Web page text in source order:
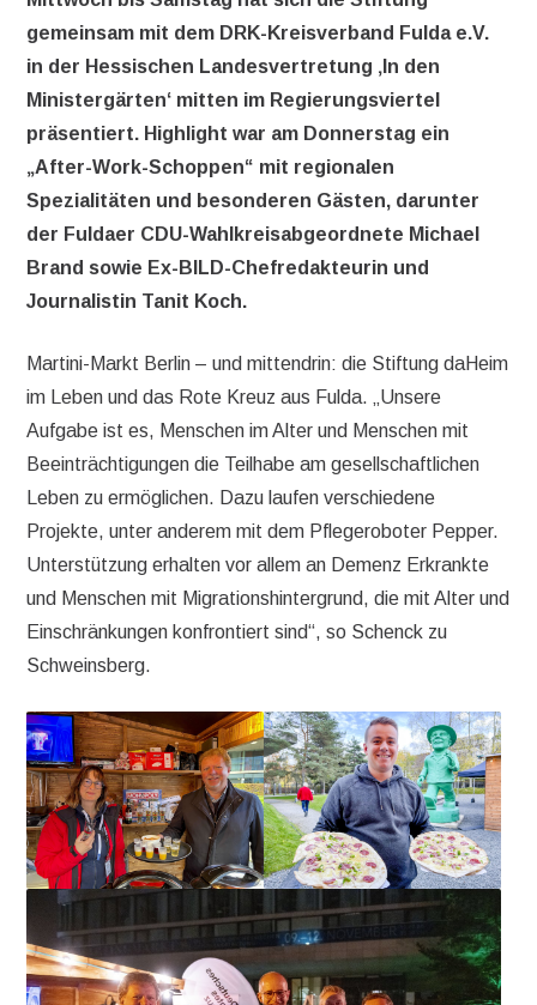
gemeinsam mit dem DRK-Kreisverband Fulda e.V.
in der Hessischen Landesvertretung ‚In den
Ministergärten‘ mitten im Regierungsviertel
präsentiert. Highlight war am Donnerstag ein
„After-Work-Schoppen“ mit regionalen
Spezialitäten und besonderen Gästen, darunter
der Fuldaer CDU-Wahlkreisabgeordnete Michael
Brand sowie Ex-BILD-Chefredakteurin und
Journalistin Tanit Koch.
Martini-Markt Berlin – und mittendrin: die Stiftung daHeim
im Leben und das Rote Kreuz aus Fulda. „Unsere
Aufgabe ist es, Menschen im Alter und Menschen mit
Beeinträchtigungen die Teilhabe am gesellschaftlichen
Leben zu ermöglichen. Dazu laufen verschiedene
Projekte, unter anderem mit dem Pflegeroboter Pepper.
Unterstützung erhalten vor allem an Demenz Erkrankte
und Menschen mit Migrationshintergrund, die mit Alter und
Einschränkungen konfrontiert sind“, so Schenck zu
Schweinsberg.